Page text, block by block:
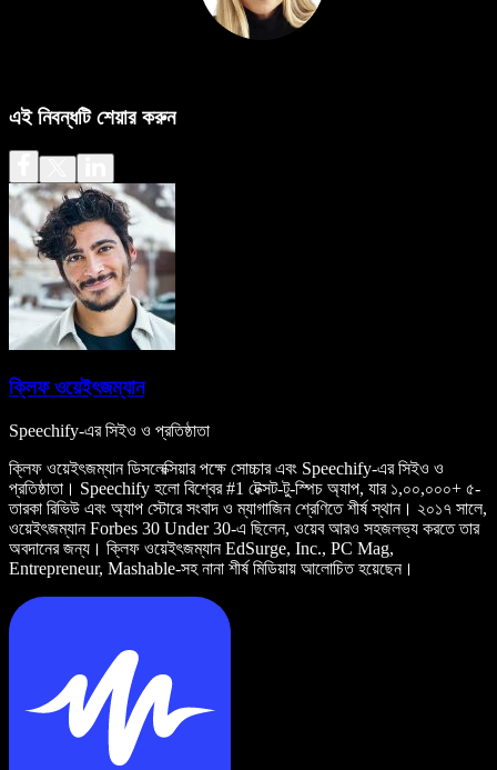
এই নিবন্ধটি শেয়ার করুন
ক্লিফ ওয়েইৎজম্যান
Speechify-এর সিইও ও প্রতিষ্ঠাতা
ক্লিফ ওয়েইৎজম্যান ডিসলেক্সিয়ার পক্ষে সোচ্চার এবং Speechify-এর সিইও ও
প্রতিষ্ঠাতা। Speechify হলো বিশ্বের #1 টেক্সট-টু-স্পিচ অ্যাপ, যার ১,০০,০০০+ ৫-
তারকা রিভিউ এবং অ্যাপ স্টোরে সংবাদ ও ম্যাগাজিন শ্রেণিতে শীর্ষ স্থান। ২০১৭ সালে,
ওয়েইৎজম্যান Forbes 30 Under 30-এ ছিলেন, ওয়েব আরও সহজলভ্য করতে তার
অবদানের জন্য। ক্লিফ ওয়েইৎজম্যান EdSurge, Inc., PC Mag,
Entrepreneur, Mashable-সহ নানা শীর্ষ মিডিয়ায় আলোচিত হয়েছেন।